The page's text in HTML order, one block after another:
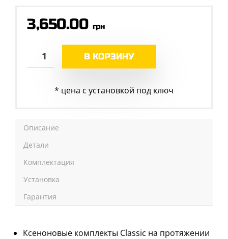
3,650.00 грн
В КОРЗИНУ
* цена с установкой под ключ
Описание
Детали
Комплектация
Установка
Гарантия
Ксеноновые комплекты Classic на протяжении